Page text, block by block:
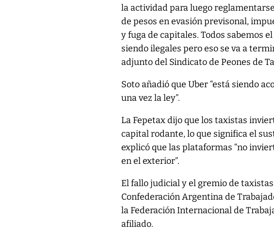
la actividad para luego
de pesos en evasión previsonal,
y fuga de capitales. Todos sabemos
siendo ilegales pero eso se va a
adjunto del Sindicato de Peones de
Soto añadió que Uber “está siendo
una vez la ley”.
La Fepetax dijo que los taxistas
capital rodante, lo que significa el
explicó que las plataformas “no
en el exterior”.
El fallo judicial y el gremio de
Confederación Argentina de
la Federación Internacional de
afiliado.